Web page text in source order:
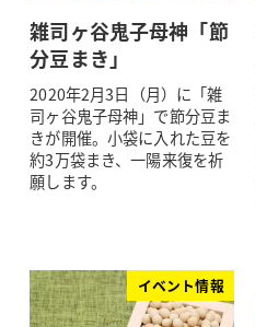
雑司ヶ谷鬼子母神「節
分豆まき」
2020年2月3日（月）に「雑
司ヶ谷鬼子母神」で節分豆ま
きが開催。小袋に入れた豆を
約3万袋まき、一陽来復を祈
願します。
イベント情報